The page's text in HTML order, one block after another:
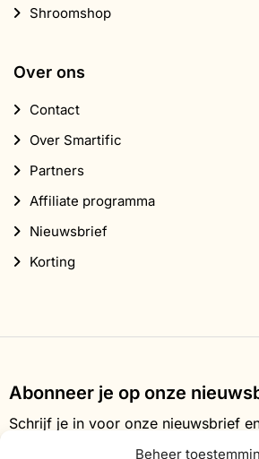
Beheer
Shroomshop
Over ons
Contact
Over Smartific
Partners
Affiliate programma
Nieuwsbrief
Korting
Abonneer je op onze
Schrijf je in voor onze nieuwsbrief
korting op je eerste bestelling.